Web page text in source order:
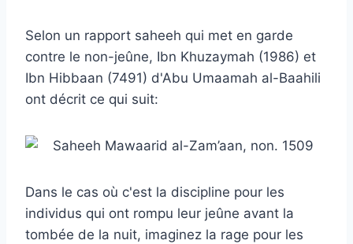
Selon un rapport saheeh qui met en garde
contre le non-jeûne, Ibn Khuzaymah (1986) et
Ibn Hibbaan (7491) d'Abu Umaamah al-Baahili
ont décrit ce qui suit:
Dans le cas où c'est la discipline pour les
individus qui ont rompu leur jeûne avant la
tombée de la nuit, imaginez la rage pour les